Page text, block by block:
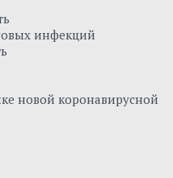
инфекций
новой коронавирусной